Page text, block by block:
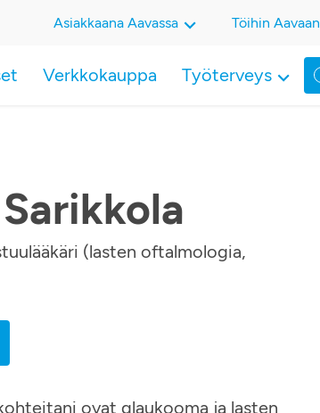
Verkkokauppa Työterveys
Asiakkaana Aavassa Töihin Aavaan
(lasten oftalmologia,
ovat glaukooma ja lasten